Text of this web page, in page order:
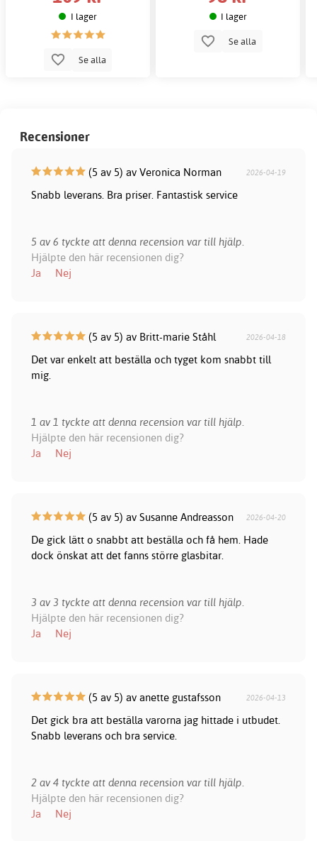
I lager
Se alla
I lager
Se alla
Recensioner
(5 av 5) av Veronica Norman 2026-04-19
Snabb leverans. Bra priser. Fantastisk service
5 av 6 tyckte att denna recension var till hjälp.
Hjälpte den här recensionen dig?
Ja
Nej
(5 av 5) av Britt-marie Ståhl 2026-04-18
Det var enkelt att beställa och tyget kom snabbt till
mig.
1 av 1 tyckte att denna recension var till hjälp.
Hjälpte den här recensionen dig?
Ja
Nej
(5 av 5) av Susanne Andreasson 2026-04-20
De gick lätt o snabbt att beställa och få hem. Hade
dock önskat att det fanns större glasbitar.
3 av 3 tyckte att denna recension var till hjälp.
Hjälpte den här recensionen dig?
Ja
Nej
(5 av 5) av anette gustafsson 2026-04-13
Det gick bra att beställa varorna jag hittade i utbudet.
Snabb leverans och bra service.
2 av 4 tyckte att denna recension var till hjälp.
Hjälpte den här recensionen dig?
Ja
Nej